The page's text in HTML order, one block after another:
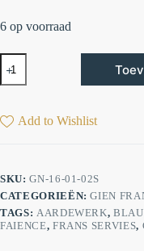
6 op voorraad
Add to Wishlist
SKU:GN-16-01-02S
CATEGORIEËN:GIEN
TAGS: AARDEWERK,
FAIENCE, FRANS SERVIES,